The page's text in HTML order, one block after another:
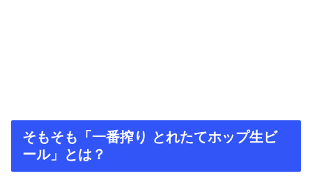
そもそも「一番搾り とれたてホップ生ビ
ール」とは？